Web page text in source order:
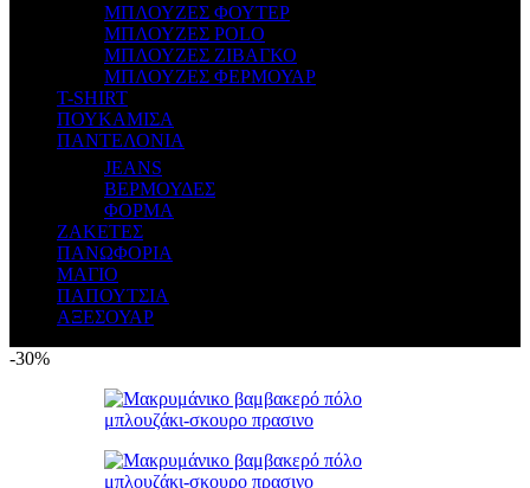
ΜΠΛΟΥΖΕΣ ΦΟΥΤΕΡ
ΜΠΛΟΥΖΕΣ POLO
ΜΠΛΟΥΖΕΣ ΖΙΒΑΓΚΟ
ΜΠΛΟΥΖΕΣ ΦΕΡΜΟΥΑΡ
T-SHIRT
ΠΟΥΚΑΜΙΣΑ
ΠΑΝΤΕΛΟΝΙΑ
JEANS
ΒΕΡΜΟΥΔΕΣ
ΦΟΡΜΑ
ΖΑΚΕΤΕΣ
ΠΑΝΩΦΟΡΙΑ
ΜΑΓΙΟ
ΠΑΠΟΥΤΣΙΑ
ΑΞΕΣΟΥΑΡ
-30%